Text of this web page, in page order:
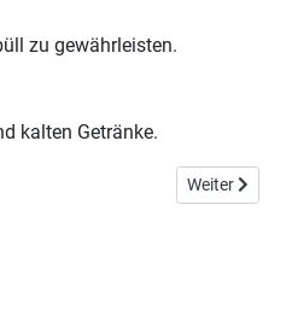
zu gewährleisten.
kalten Getränke.
Nächster
Weiter